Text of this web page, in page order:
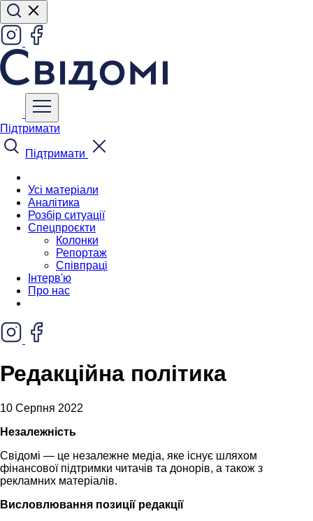
Підтримати
Підтримати
Усі матеріали
Аналітика
Розбір ситуації
Спецпроєкти
Колонки
Репортаж
Співпраці
Інтерв'ю
Про нас
Редакційна політика
10 Серпня 2022
Незалежність
Свідомі — це незалежне медіа, яке існує шляхом
фінансової підтримки читачів та донорів, а також з
рекламних матеріалів.
Висловлювання позиції редакції